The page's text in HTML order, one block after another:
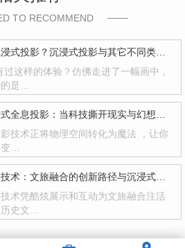
TO RECOMMEND
过这样的体验？仿佛走进了一幅画中，
是…
技术正将物理空间转化为魔法 ，让你
…
术凭酷炫展示和互动为文旅融合注活
史文…